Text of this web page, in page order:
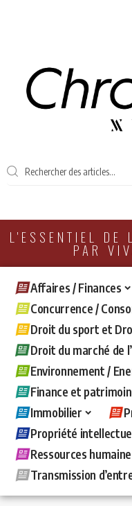
L'ESSENTIEL DE
PAR
Affaires / Finances
Concurrence /
Droit du sport et
Droit du marché de
Environnement /
Finance et
Immobilier
Propriété
Ressources
Transmission